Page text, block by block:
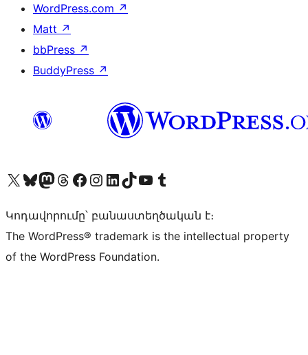
WordPress.com ↗
Matt ↗
bbPress ↗
BuddyPress ↗
Visit our X (formerly Twitter) account
Visit our Bluesky account
Visit our Mastodon account
Visit our Threads account
Visit our Facebook page
Visit our Instagram account
Visit our LinkedIn account
Visit our TikTok account
Visit our YouTube channel
Visit our Tumblr account
Կոդավորումը՝ բանաստեղծական է։
The WordPress® trademark is the intellectual property
of the WordPress Foundation.